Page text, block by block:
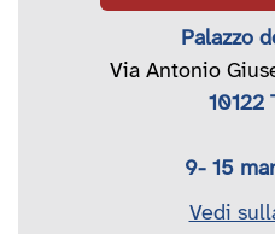
Palazzo
Via Antonio
10122
9- 15
Vedi